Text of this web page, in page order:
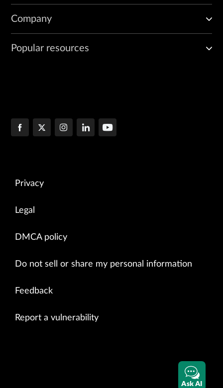
Company
Popular resources
Privacy
Legal
DMCA policy
Do not sell or share my personal information
Feedback
Report a vulnerability
Ask AI